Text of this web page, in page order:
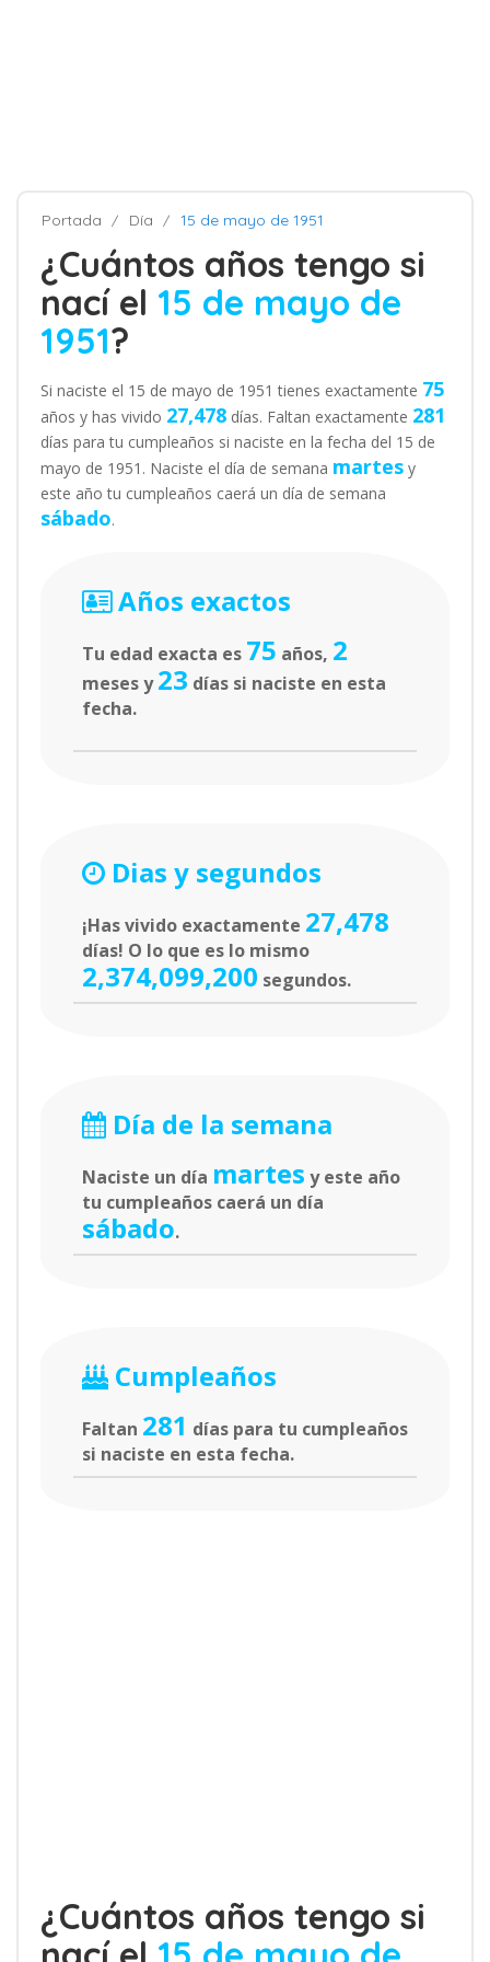
Portada Día 15 de mayo de 1951
¿Cuántos años tengo si
nací el 15 de mayo de
1951?
Si naciste el 15 de mayo de 1951 tienes exactamente 75
años y has vivido 27,478 días. Faltan exactamente 281
días para tu cumpleaños si naciste en la fecha del 15 de
mayo de 1951. Naciste el día de semana martes y
este año tu cumpleaños caerá un día de semana
sábado.
Años exactos
Tu edad exacta es 75 años, 2
meses y23 días si naciste en esta
fecha.
Dias y segundos
¡Has vivido exactamente 27,478
días! O lo que es lo mismo
2,374,099,200 segundos.
Día de la semana
Naciste un día martes y este año
tu cumpleaños caerá un día
sábado.
Cumpleaños
Faltan 281 días para tu cumpleaños
si naciste en esta fecha.
¿Cuántos años tengo si